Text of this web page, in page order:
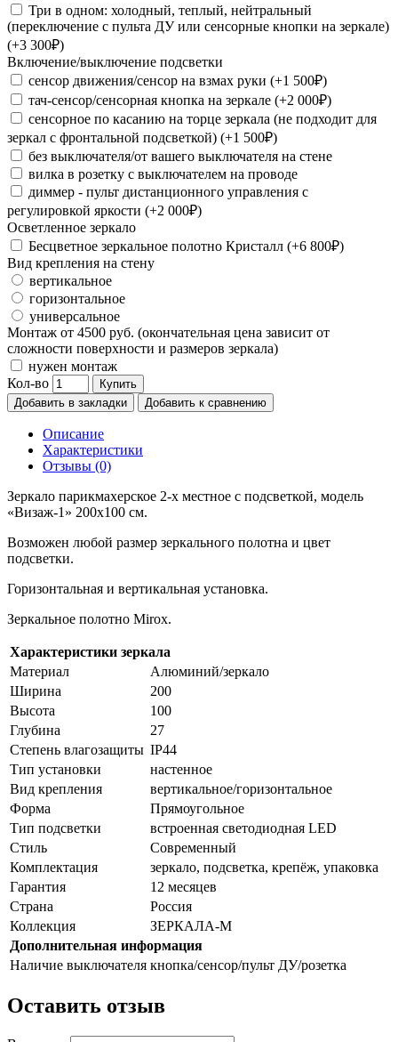
Три в одном: холодный, теплый, нейтральный
(переключение с пульта ДУ или сенсорные кнопки на зеркале)
(+3 300₽)
Включение/выключение подсветки
сенсор движения/сенсор на взмах руки (+1 500₽)
тач-сенсор/сенсорная кнопка на зеркале (+2 000₽)
сенсорное по касанию на торце зеркала (не подходит для
зеркал с фронтальной подсветкой) (+1 500₽)
без выключателя/от вашего выключателя на стене
вилка в розетку с выключателем на проводе
диммер - пульт дистанционного управления с
регулировкой яркости (+2 000₽)
Осветленное зеркало
Бесцветное зеркальное полотно Кристалл (+6 800₽)
Вид крепления на стену
вертикальное
горизонтальное
универсальное
Монтаж от 4500 руб. (окончательная цена зависит от
сложности поверхности и размеров зеркала)
нужен монтаж
Кол-во
Купить
Добавить в закладки
Добавить к сравнению
Описание
Характеристики
Отзывы (0)
Зеркало парикмахерское 2-х местное с подсветкой, модель
«Визаж-1» 200х100 см.
Возможен любой размер зеркального полотна и цвет
подсветки.
Горизонтальная и вертикальная установка.
Зеркальное полотно Mirox.
Характеристики зеркала
Материал
Алюминий/зеркало
Ширина
200
Высота
100
Глубина
27
Степень влагозащиты IP44
Тип установки
настенное
Вид крепления
вертикальное/горизонтальное
Форма
Прямоугольное
Тип подсветки
встроенная светодиодная LED
Стиль
Cовременный
Комплектация
зеркало, подсветка, крепёж, упаковка
Гарантия
12 месяцев
Страна
Россия
Коллекция
ЗЕРКАЛА-М
Дополнительная информация
Наличие выключателя кнопка/сенсор/пульт ДУ/розетка
Оставить отзыв